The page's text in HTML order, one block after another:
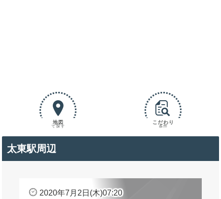
地図
で探す
こだわり
条件
太東駅周辺
2020年7月2日(木)07:20